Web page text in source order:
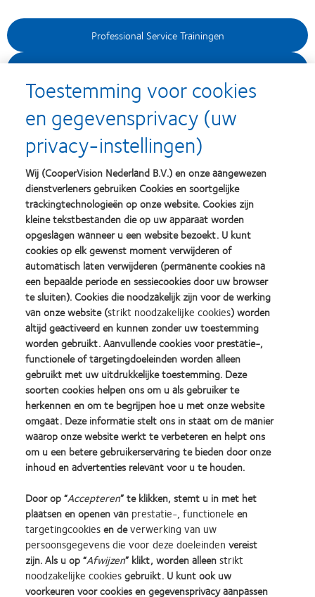
Professional Service Trainingen
InHouse trainingen
Optiek naam
Naam deelnemer
Klantnummer
E-mailadres
Adres
Uw Business Development Manager
Opmerkingen
Learn
more
about
Learn
more
about
Learn
more
about
Learn
more
about
Learn
more
about
Learn
more
about
Learn
Toestemming voor cookies
en gegevensprivacy (uw
privacy-instellingen)
Wij (CooperVision Nederland B.V.) en onze aangewezen
dienstverleners gebruiken Cookies en soortgelijke
trackingtechnologieën op onze website. Cookies zijn
kleine tekstbestanden die op uw apparaat worden
opgeslagen wanneer u een website bezoekt. U kunt
cookies op elk gewenst moment verwijderen of
automatisch laten verwijderen (permanente cookies na
een bepaalde periode en sessiecookies door uw browser
te sluiten). Cookies die noodzakelijk zijn voor de werking
van onze website (strikt noodzakelijke cookies) worden
altijd geactiveerd en kunnen zonder uw toestemming
worden gebruikt. Aanvullende cookies voor prestatie-,
functionele of targetingdoeleinden worden alleen
gebruikt met uw uitdrukkelijke toestemming. Deze
soorten cookies helpen ons om u als gebruiker te
herkennen en om te begrijpen hoe u met onze website
omgaat. Deze informatie stelt ons in staat om de manier
waarop onze website werkt te verbeteren en helpt ons
om u een betere gebruikerservaring te bieden door onze
inhoud en advertenties relevant voor u te houden.
Door op “Accepteren” te klikken, stemt u in met het
plaatsen en openen van prestatie-, functionele en
targetingcookiesen deverwerking van uw
persoonsgegevens die voor deze doeleinden vereist
zijn. Als u op “Afwijzen” klikt, worden alleenstrikt
noodzakelijke cookiesgebruikt. U kunt ook uw
voorkeuren voor cookies en gegevensprivacy aanpassen